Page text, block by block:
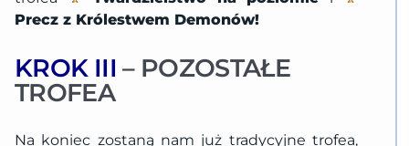
Precz z Królestwem Demonów!
KROK III – POZOSTAŁE
TROFEA
Na koniec zostaną nam już tradycyjne trofea,